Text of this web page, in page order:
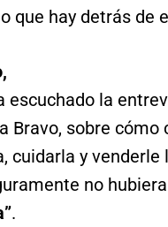
que hay detrás de
escuchado la
Bravo, sobre cómo
cuidarla y venderle
no
.